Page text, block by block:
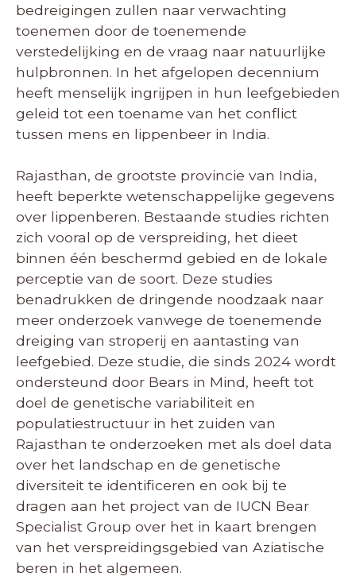
bedreigingen zullen naar verwachting
toenemen door de toenemende
verstedelijking en de vraag naar natuurlijke
hulpbronnen. In het afgelopen decennium
heeft menselijk ingrijpen in hun leefgebieden
geleid tot een toename van het conflict
tussen mens en lippenbeer in India.
Rajasthan, de grootste provincie van India,
heeft beperkte wetenschappelijke gegevens
over lippenberen. Bestaande studies richten
zich vooral op de verspreiding, het dieet
binnen één beschermd gebied en de lokale
perceptie van de soort. Deze studies
benadrukken de dringende noodzaak naar
meer onderzoek vanwege de toenemende
dreiging van stroperij en aantasting van
leefgebied. Deze studie, die sinds 2024 wordt
ondersteund door Bears in Mind, heeft tot
doel de genetische variabiliteit en
populatiestructuur in het zuiden van
Rajasthan te onderzoeken met als doel data
over het landschap en de genetische
diversiteit te identificeren en ook bij te
dragen aan het project van de IUCN Bear
Specialist Group over het in kaart brengen
van het verspreidingsgebied van Aziatische
beren in het algemeen.